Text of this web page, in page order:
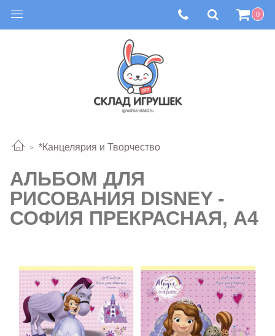
0
*Канцелярия и Творчество
АЛЬБОМ ДЛЯ
РИСОВАНИЯ DISNEY -
СОФИЯ ПРЕКРАСНАЯ, А4